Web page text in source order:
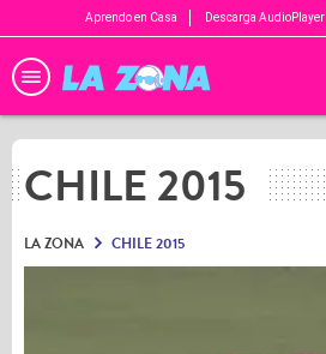
Aprendo en Casa Descarga AudioPlayer
CHILE 2015
LA ZONA CHILE 2015